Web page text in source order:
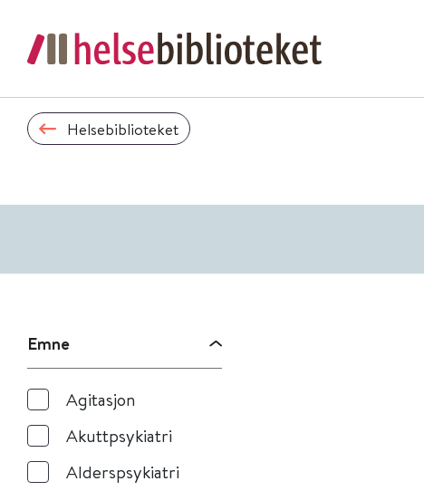
Helsebiblioteket
Emne
Agitasjon
Akuttpsykiatri
Alderspsykiatri